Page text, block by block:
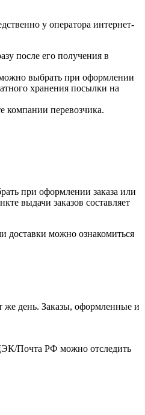
у оператора интернет-
после его получения в
выбрать при оформлении
хранения посылки на
компании перевозчика.
при оформлении заказа или
выдачи заказов составляет
доставки можно ознакомиться
же день. Заказы, оформленные и
Почта РФ можно отследить